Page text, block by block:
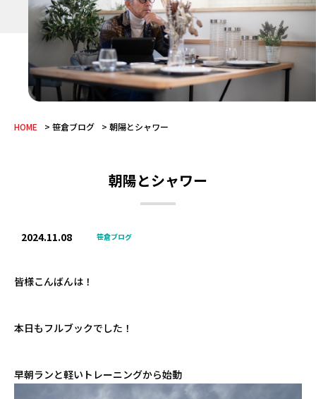
HOME 笹倉ブログ 朝陽とシャワー
朝陽とシャワー
2024.11.08 笹倉ブログ
皆様こんばんは！
本日もフルブックでした！
早朝ランと軽いトレーニングから始動